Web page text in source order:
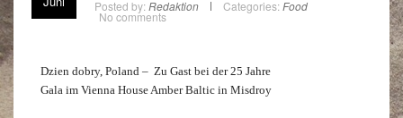
Posted by: Redaktion Categories: Food
No comments
Dzien dobry, Poland – Zu Gast bei der 25 Jahre
Gala im Vienna House Amber Baltic in Misdroy